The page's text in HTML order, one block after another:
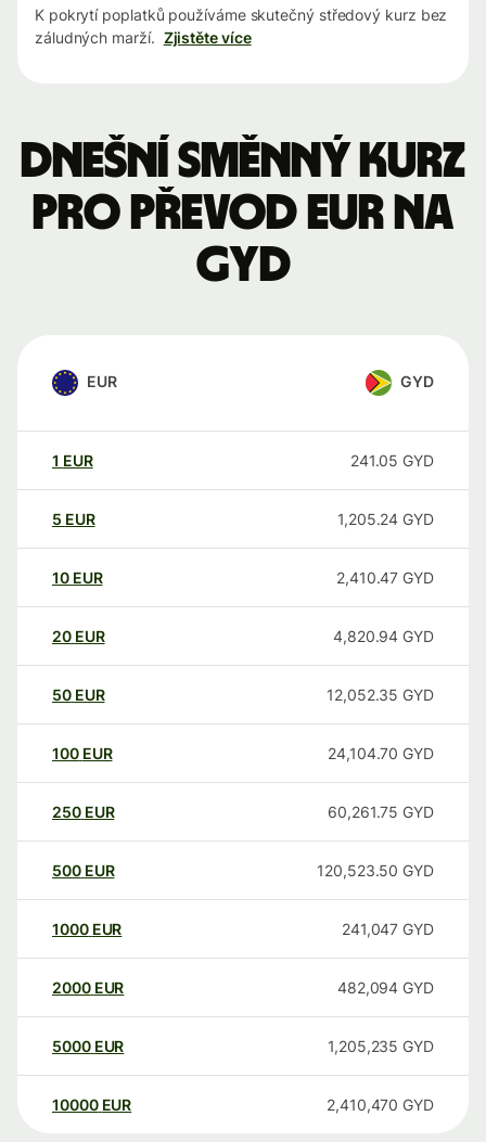
K pokrytí poplatků používáme skutečný středový kurz bez
záludných marží. Zjistěte více
Dnešní směnný kurz
pro převod EUR na
GYD
EUR GYD
1 EUR 241.05 GYD
5 EUR 1,205.24 GYD
10 EUR 2,410.47 GYD
20 EUR 4,820.94 GYD
50 EUR 12,052.35 GYD
100 EUR 24,104.70 GYD
250 EUR 60,261.75 GYD
500 EUR 120,523.50 GYD
1000 EUR 241,047 GYD
2000 EUR 482,094 GYD
5000 EUR 1,205,235 GYD
10000 EUR 2,410,470 GYD